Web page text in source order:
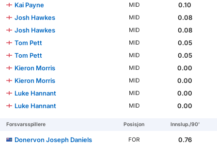
Kai Payne
MID
0.10
Josh Hawkes
MID
0.08
Josh Hawkes
MID
0.08
Tom Pett
MID
0.05
Tom Pett
MID
0.05
Kieron Morris
MID
0.00
Kieron Morris
MID
0.00
Luke Hannant
MID
0.00
Luke Hannant
MID 0.00
Forsvarsspillere Posisjon Innslup./90'
Donervon Joseph Daniels FOR
0.76